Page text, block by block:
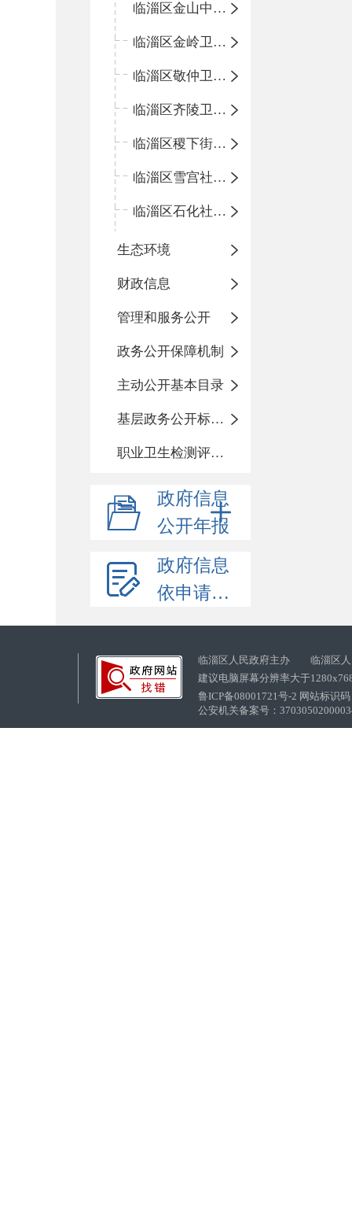
临淄区金山中心卫生院
临淄区金岭卫生院
临淄区敬仲卫生院
临淄区齐陵卫生院
临淄区稷下街道淄江社区卫生服务中心
临淄区雪宫社区卫生服务中心
临淄区石化社区卫生服务中心
生态环境
财政信息
管理和服务公开
政务公开保障机制
主动公开基本目录
基层政务公开标准化目录
职业卫生检测评价信息
政府信息
公开年报
政府信息
依申请公开
临淄区人民政府主办 临淄区人
建议电脑屏幕分辨率大于
鲁ICP备08001721号-2 网站标识
公安机关备案号：